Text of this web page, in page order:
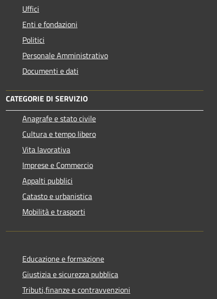
Uffici
Enti e fondazioni
Politici
Personale Amministrativo
Documenti e dati
CATEGORIE DI SERVIZIO
Anagrafe e stato civile
Cultura e tempo libero
Vita lavorativa
Imprese e Commercio
Appalti pubblici
Catasto e urbanistica
Mobilità e trasporti
Educazione e formazione
Giustizia e sicurezza pubblica
Tributi,finanze e contravvenzioni